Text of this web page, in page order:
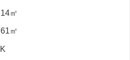
㎡
㎡